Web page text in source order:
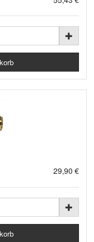
29,90 €